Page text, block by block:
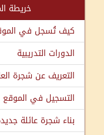
خريطة
كيف تُسجل في
الدورات التدريبية
التعريف عن شجرة
التسجيل في الموقع
بناء شجرة عائلة